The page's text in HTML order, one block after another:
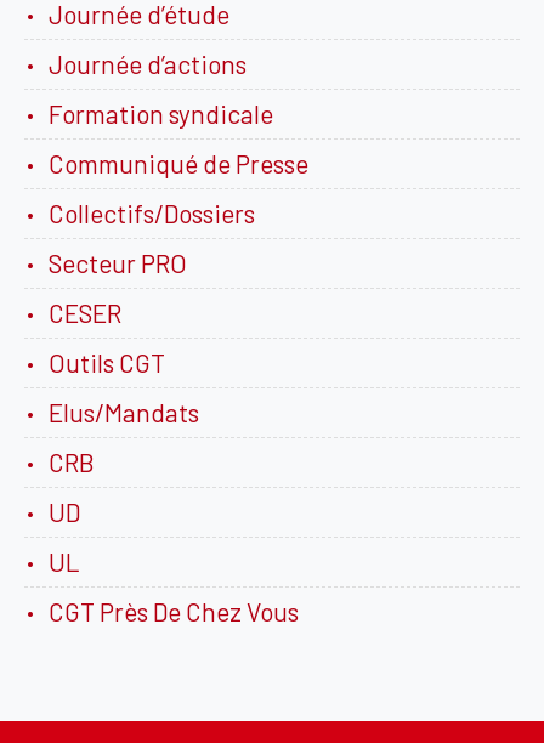
Journée d’étude
Journée d’actions
Formation syndicale
Communiqué de Presse
Collectifs/Dossiers
Secteur PRO
CESER
Outils CGT
Elus/Mandats
CRB
UD
UL
CGT Près De Chez Vous